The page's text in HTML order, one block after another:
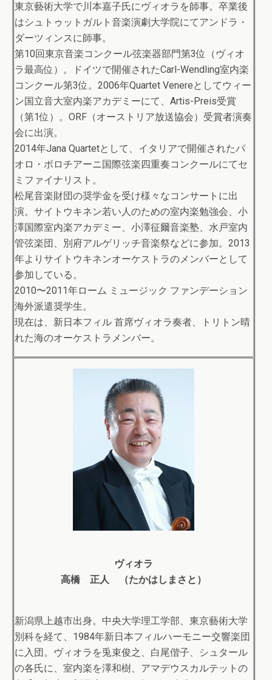
東京藝術大学で川本嘉子氏にヴィオラを師事。卒業後
はシュトゥットガルト音楽演劇大学院にてアンドラ・
ダーツィンスに師事。
第10回東京音楽コンクール弦楽器部門第3位（ヴィオ
ラ最高位）。ドイツで開催されたCarl-Wendling室内楽
コンクール第3位。2006年Quartet Venereとしてウィー
ン国立音大室内楽アカデミーにて、Artis-Preis受賞
（第1位）。ORF（オーストリア放送協会）受賞者演奏
会に出演。
2014年Jana Quartetとして、イタリアで開催されたパ
オロ・ボロチアーニ国際弦楽四重奏コンクールにてセ
ミファイナリスト。
松尾音楽財団の奨学金を受け様々なコンサートに出
演。サイトウキネン若い人のための室内楽勉強会、小
澤国際室内楽アカデミー、小澤征爾音楽塾、水戸室内
管弦楽団、別府アルゲリッチ音楽祭などに参加。2013
年よりサイトウキネンオーケストラのメンバーとして
参加している。
2010〜2011年ローム ミュージック ファンデーション
海外派遣奨学生。
現在は、新日本フィル 首席ヴィオラ奏者、トリトン晴
れた海のオーケストラメンバー。
ヴィオラ
高橋 正人 （たかはしまさと）
新潟県上越市出身。中央大学理工学部、東京藝術大学
別科を経て、1984年新日本フィルハーモニー交響楽団
に入団。ヴィオラを兎束俊之、白尾偕子、シュタール
の各氏に、室内楽を澤和樹、アマデウスカルテットの